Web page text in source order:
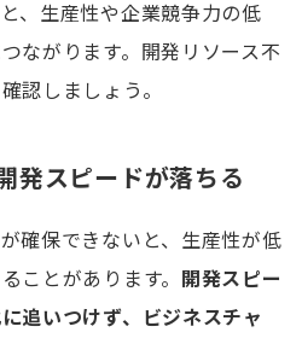
、生産性や企業競争力の低
ながります。開発リソース不
認しましょう。
発スピードが落ちる
確保できないと、生産性が低
ことがあります。
開発スピー
追いつけず、ビジネスチャ